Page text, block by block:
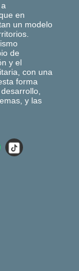
en
un modelo
de
y el
con una
forma
y las